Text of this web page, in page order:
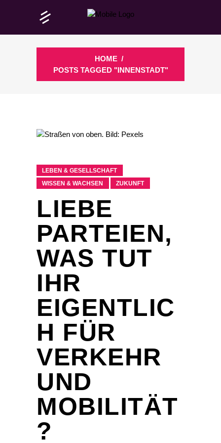
HOME /
POSTS TAGGED "INNENSTADT"
LEBEN & GESELLSCHAFT
WISSEN & WACHSEN
ZUKUNFT
LIEBE
PARTEIEN,
WAS TUT
IHR
EIGENTLIC
H FÜR
VERKEHR
UND
MOBILITÄT
?